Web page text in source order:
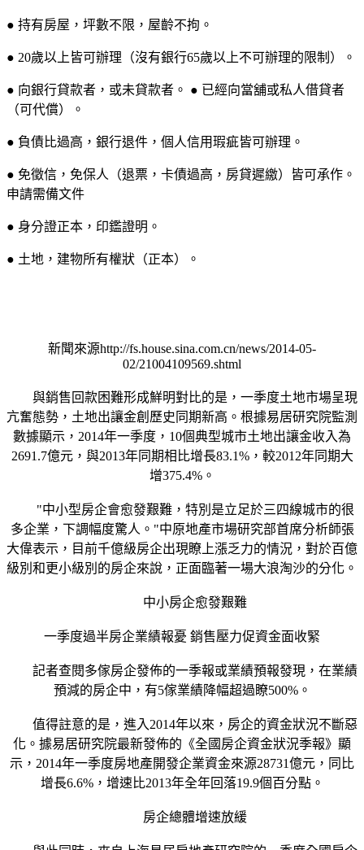
● 持有房屋，坪數不限，屋齡不拘。
● 20歲以上皆可辦理（沒有銀行65歲以上不可辦理的限制）。
● 向銀行貸款者，或未貸款者。 ● 已經向當舖或私人借貸者
（可代償）。
● 負債比過高，銀行退件，個人信用瑕疵皆可辦理。
● 免徵信，免保人（退票，卡債過高，房貸遲繳）皆可承作。
申請需備文件
● 身分證正本，印鑑證明。
● 土地，建物所有權狀（正本）。
新聞來源http://fs.house.sina.com.cn/news/2014-05-
02/21004109569.shtml
與銷售回款困難形成鮮明對比的是，一季度土地市場呈現
亢奮態勢，土地出讓金創歷史同期新高。根據易居研究院監測
數據顯示，2014年一季度，10個典型城市土地出讓金收入為
2691.7億元，與2013年同期相比增長83.1%，較2012年同期大
增375.4%。
"中小型房企會愈發艱難，特別是立足於三四線城市的很
多企業，下調幅度驚人。"中原地產市場研究部首席分析師張
大偉表示，目前千億級房企出現瞭上漲乏力的情況，對於百億
級別和更小級別的房企來說，正面臨著一場大浪淘沙的分化。
中小房企愈發艱難
一季度過半房企業績報憂 銷售壓力促資金面收緊
記者查閱多傢房企發佈的一季報或業績預報發現，在業績
預減的房企中，有5傢業績降幅超過瞭500%。
值得註意的是，進入2014年以來，房企的資金狀況不斷惡
化。據易居研究院最新發佈的《全國房企資金狀況季報》顯
示，2014年一季度房地產開發企業資金來源28731億元，同比
增長6.6%，增速比2013年全年回落19.9個百分點。
房企總體增速放緩